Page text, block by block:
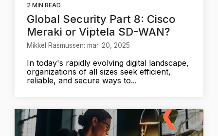
2 MIN READ
Global Security Part 8: Cisco
Meraki or Viptela SD-WAN?
Mikkel Rasmussen: mar. 20, 2025
In today's rapidly evolving digital landscape,
organizations of all sizes seek efficient,
reliable, and secure ways to...